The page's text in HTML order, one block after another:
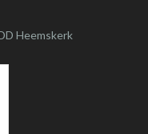
Heemskerk